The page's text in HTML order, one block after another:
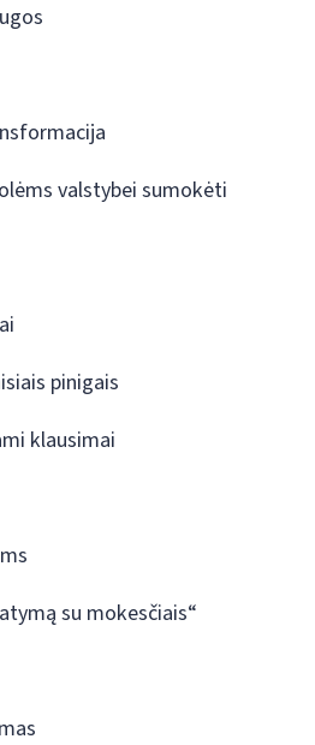
valstybei sumokėti
pinigais
klausimai
su mokesčiais“